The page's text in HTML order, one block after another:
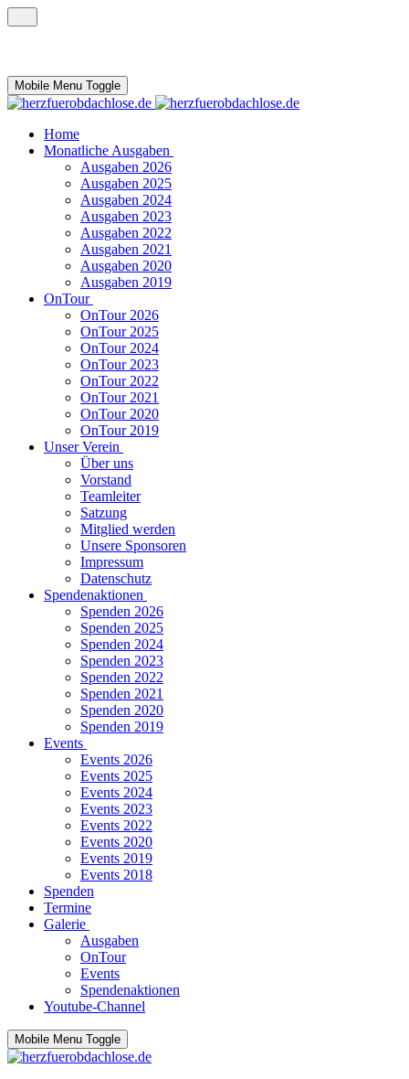
Mobile Menu Toggle
Home
Monatliche Ausgaben
Ausgaben 2026
Ausgaben 2025
Ausgaben 2024
Ausgaben 2023
Ausgaben 2022
Ausgaben 2021
Ausgaben 2020
Ausgaben 2019
OnTour
OnTour 2026
OnTour 2025
OnTour 2024
OnTour 2023
OnTour 2022
OnTour 2021
OnTour 2020
OnTour 2019
Unser Verein
Über uns
Vorstand
Teamleiter
Satzung
Mitglied werden
Unsere Sponsoren
Impressum
Datenschutz
Spendenaktionen
Spenden 2026
Spenden 2025
Spenden 2024
Spenden 2023
Spenden 2022
Spenden 2021
Spenden 2020
Spenden 2019
Events
Events 2026
Events 2025
Events 2024
Events 2023
Events 2022
Events 2020
Events 2019
Events 2018
Spenden
Termine
Galerie
Ausgaben
OnTour
Events
Spendenaktionen
Youtube-Channel
Mobile Menu Toggle